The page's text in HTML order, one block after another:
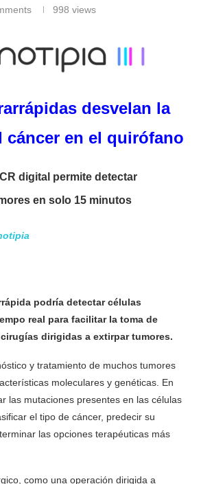
998 views
desvelan la
cáncer en el quirófano
digital permite detectar
en solo 15 minutos
podría detectar células
real para facilitar la toma de
dirigidas a extirpar tumores.
y tratamiento de muchos tumores
moleculares y genéticas. En
las mutaciones presentes en las células
el tipo de cáncer, predecir su
las opciones terapéuticas más
como una operación dirigida a